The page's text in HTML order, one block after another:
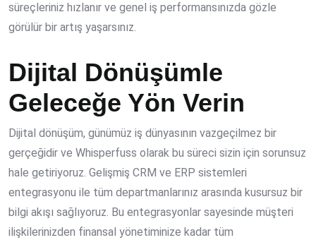
süreçleriniz hızlanır ve genel iş performansınızda gözle
görülür bir artış yaşarsınız.
Dijital Dönüşümle
Geleceğe Yön Verin
Dijital dönüşüm, günümüz iş dünyasının vazgeçilmez bir
gerçeğidir ve Whisperfuss olarak bu süreci sizin için sorunsuz
hale getiriyoruz. Gelişmiş CRM ve ERP sistemleri
entegrasyonu ile tüm departmanlarınız arasında kusursuz bir
bilgi akışı sağlıyoruz. Bu entegrasyonlar sayesinde müşteri
ilişkilerinizden finansal yönetiminize kadar tüm